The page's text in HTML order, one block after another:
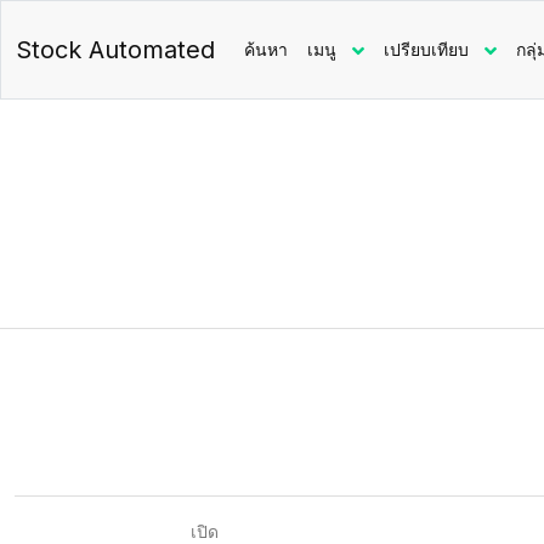
Stock Automated ค้นหา เมนู เปรียบเทียบ กลุ่
เปิด